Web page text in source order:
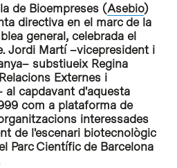
de Bioempreses (Asebio)
directiva en el marc de la
general, celebrada el
Jordi Martí –vicepresident i
substiueix Regina
Externes i
al capdavant d'aquesta
com a plataforma de
interessades
de l'escenari biotecnològic
Parc Científic de Barcelona